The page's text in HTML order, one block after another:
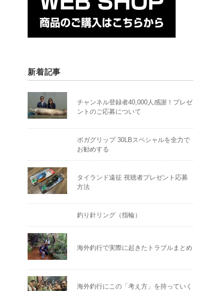
新着記事
チャンネル登録者40,000人感謝！プレゼ
ントのご応募について
ボガグリップ 30LBスペシャルを全力で
お勧めする
タイランド遠征 視聴者プレゼント応募
方法
釣り針リング（指輪）
海外釣行で実際に起きたトラブルまとめ
海外釣行にこの「考え方」を持っていく